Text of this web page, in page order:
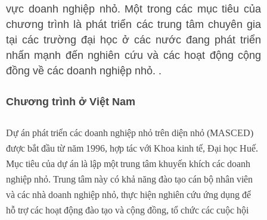
vực doanh nghiệp nhỏ. Một trong các mục tiêu của
chương trình là phát triển các trung tâm chuyên gia
tại các trường đại học ở các nước đang phát triển
nhấn mạnh đến nghiên cứu và các hoạt động cộng
đồng về các doanh nghiệp nhỏ. .
Chương trình ở Việt Nam
Dự án phát triển các doanh nghiệp nhỏ trên diện nhỏ (MASCED)
được bắt đầu từ năm 1996, hợp tác với Khoa kinh tế, Đại học Huế.
Mục tiêu của dự án là lập một trung tâm khuyến khích các doanh
nghiệp nhỏ. Trung tâm này có khả năng đào tạo cán bộ nhân viên
và các nhà doanh nghiệp nhỏ, thực hiện nghiên cứu ứng dụng để
hỗ trợ các hoạt động đào tạo và cộng đồng, tổ chức các cuộc hội